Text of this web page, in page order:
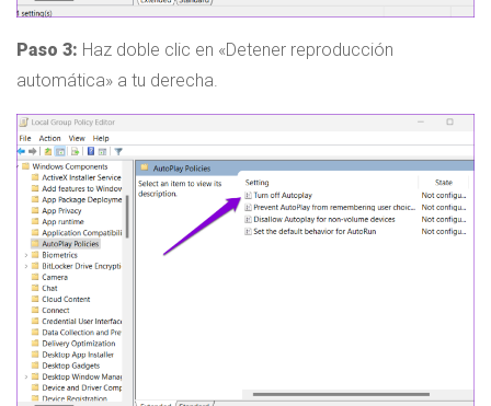
Paso 3: Haz doble clic en «Detener reproducción
automática» a tu derecha.